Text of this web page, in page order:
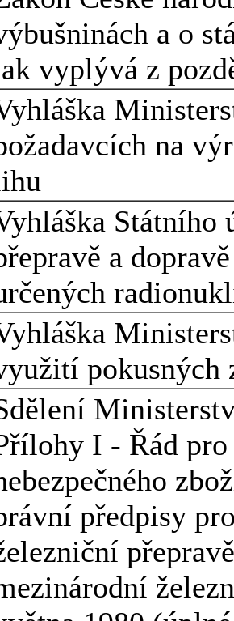
a o
vyplývá z
na
Státního
a
pokusných
I - Řád
předpisy